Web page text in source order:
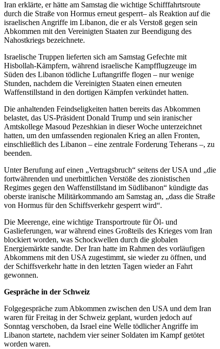
Iran erklärte, er hätte am Samstag die wichtige Schifffahrtsroute
durch die Straße von Hormus erneut gesperrt– als Reaktion auf die
israelischen Angriffe im Libanon, die er als Verstoß gegen sein
Abkommen mit den Vereinigten Staaten zur Beendigung des
Nahostkriegs bezeichnete.
Israelische Truppen lieferten sich am Samstag Gefechte mit
Hisbollah-Kämpfern, während israelische Kampfflugzeuge im
Süden des Libanon tödliche Luftangriffe flogen – nur wenige
Stunden, nachdem die Vereinigten Staaten einen erneuten
Waffenstillstand in den dortigen Kämpfen verkündet hatten.
Die anhaltenden Feindseligkeiten hatten bereits das Abkommen
belastet, das US-Präsident Donald Trump und sein iranischer
Amtskollege Masoud Pezeshkian in dieser Woche unterzeichnet
hatten, um den umfassenden regionalen Krieg an allen Fronten,
einschließlich des Libanon – eine zentrale Forderung Teherans –, zu
beenden.
Unter Berufung auf einen „Vertragsbruch“ seitens der USA und „die
fortwährenden und unerbittlichen Verstöße des zionistischen
Regimes gegen den Waffenstillstand im Südlibanon“ kündigte das
oberste iranische Militärkommando am Samstag an, „dass die Straße
von Hormus für den Schiffsverkehr gesperrt wird“.
Die Meerenge, eine wichtige Transportroute für Öl- und
Gaslieferungen, war während eines Großteils des Krieges vom Iran
blockiert worden, was Schockwellen durch die globalen
Energiemärkte sandte. Der Iran hatte im Rahmen des vorläufigen
Abkommens mit den USA zugestimmt, sie wieder zu öffnen, und
der Schiffsverkehr hatte in den letzten Tagen wieder an Fahrt
gewonnen.
Gespräche in der Schweiz
Folgegespräche zum Abkommen zwischen den USA und dem Iran
waren für Freitag in der Schweiz geplant, wurden jedoch auf
Sonntag verschoben, da Israel eine Welle tödlicher Angriffe im
Libanon startete, nachdem vier seiner Soldaten im Kampf getötet
worden waren.